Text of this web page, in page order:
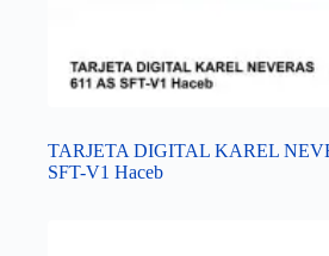
TARJETA DIGITAL KAREL
SFT-V1 Haceb